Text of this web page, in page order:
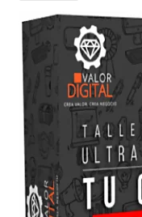
MEMBRESIA
MI CUENTA
CARRITO
CONTACTO